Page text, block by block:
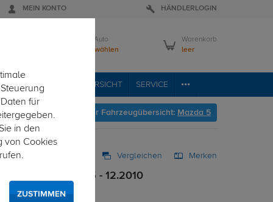
MEIN KONTO HÄNDLERLOGIN
Mein Auto
Bitte wählen
Warenkorb
leer
FAHRZEUGÜBERSICHT SERVICE
Hier geht's zur Fahrzeugübersicht: Mazda 5
Vergleichen Merken
Mazda 5 02.2005 - 12.2010
für
in den
von Cookies
ZUSTIMMEN